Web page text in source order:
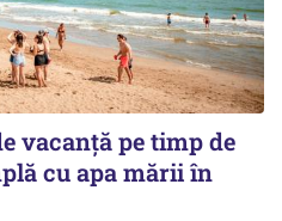
vacanță pe timp de
cu apa mării în